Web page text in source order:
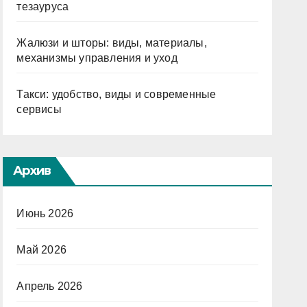
тезауруса
Жалюзи и шторы: виды, материалы,
механизмы управления и уход
Такси: удобство, виды и современные
сервисы
Архив
Июнь 2026
Май 2026
Апрель 2026